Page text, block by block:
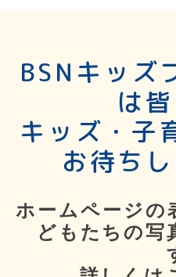
BSNキッズ
は
キッズ・子
お待ち
ホームページの
どもたちの写